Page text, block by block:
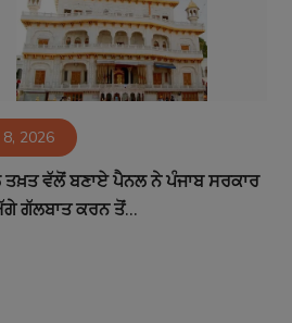
2026
ਵੱਲੋਂ ਬਣਾਏ ਪੈਨਲ ਨੇ ਪੰਜਾਬ ਸਰਕਾਰ
ਗੱਲਬਾਤ ਕਰਨ ਤੋਂ...